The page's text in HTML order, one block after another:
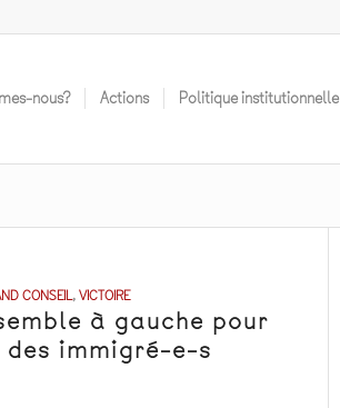
nous? Actions Politique institutionnelle
CONSEIL,VICTOIRE
à gauche pour
immigré-e-s